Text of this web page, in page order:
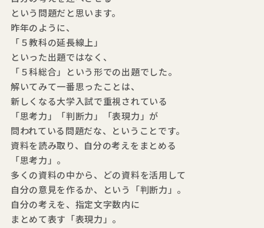
という問題だと思います。
昨年のように、
「５教科の延長線上」
といった出題ではなく、
「５科総合」という形での出題でした。
解いてみて一番思ったことは、
新しくなる大学入試で重視されている
「思考力」「判断力」「表現力」が
問われている問題だな、ということです。
資料を読み取り、自分の考えをまとめる
「思考力」。
多くの資料の中から、どの資料を活用して
自分の意見を作るか、という「判断力」。
自分の考えを、指定文字数内に
まとめて表す「表現力」。